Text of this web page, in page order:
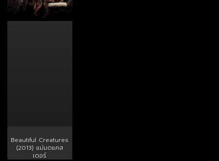
Beautiful Creatures
(2013) แม่มดแคส
เตอร์